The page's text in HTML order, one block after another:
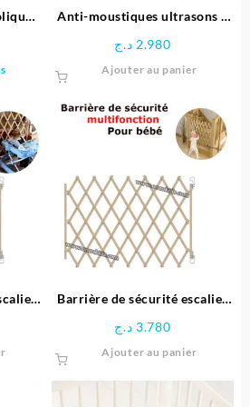
page
plusieurs
variations.
Les
page
Anti-moustiques ultrasons à
2.980 د.ج
Ajouter au panier
Barrière de sécurité escalier
3.780 د.ج
Ajouter au panier